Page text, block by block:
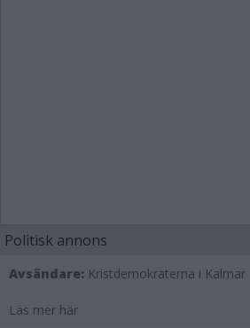
Politisk annons
Avsändare: Kristdemokraterna i Kalmar
Läs mer här